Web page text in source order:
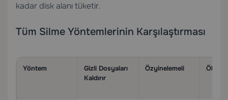
kadar disk alanı tüketir.
Tüm Silme Yöntemlerinin Karşılaştırması
Yöntem
Gizli Dosyaları
Kaldırır
Özyinelemeli Ölçüt